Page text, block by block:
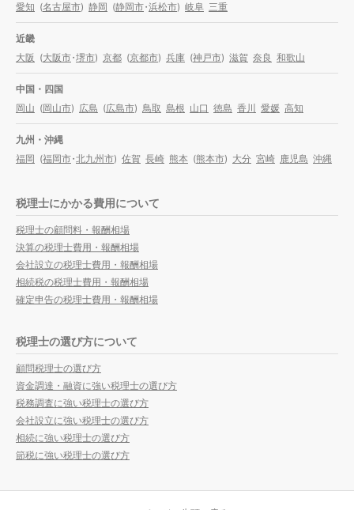
愛知 (名古屋市) 静岡 (静岡市・浜松市) 岐阜 三重
近畿
大阪 (大阪市・堺市) 京都 (京都市) 兵庫 (神戸市) 滋賀 奈良 和歌山
中国・四国
岡山 (岡山市) 広島 (広島市) 鳥取 島根 山口 徳島 香川 愛媛 高知
九州・沖縄
福岡 (福岡市・北九州市) 佐賀 長崎 熊本 (熊本市) 大分 宮崎 鹿児島 沖縄
税理士にかかる費用について
税理士の顧問料・報酬相場
決算の税理士費用・報酬相場
会社設立の税理士費用・報酬相場
相続税の税理士費用・報酬相場
確定申告の税理士費用・報酬相場
税理士の選び方について
顧問税理士の選び方
資金調達・融資に強い税理士の選び方
税務調査に強い税理士の選び方
会社設立に強い税理士の選び方
相続に強い税理士の選び方
節税に強い税理士の選び方